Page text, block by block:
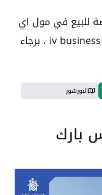
للبيع في مول اي
في بيزنس بارك التجمع الخامس iv business park ، برجاء
البورشور
بارك